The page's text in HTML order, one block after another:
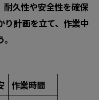
耐久性や安全性を確保
り計画を立て、作業中
作業時間